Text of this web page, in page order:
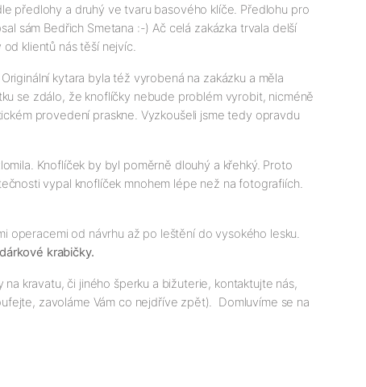
předlohy a druhý ve tvaru basového klíče. Předlohu pro
sám Bedřich Smetana :-) Ač celá zakázka trvala delší
klientů nás těší nejvíc.
kytara byla též vyrobená na zakázku a měla
se zdálo, že knoflíčky nebude problém vyrobit, nicméně
provedení praskne. Vyzkoušeli jsme tedy opravdu
Knoflíček by byl poměrně dlouhý a křehký. Proto
vypal knoflíček mnohem lépe než na fotografiích.
operacemi od návrhu až po leštění do vysokého lesku.
dárkové krabičky.
kravatu, či jiného šperku a bižuterie, kontaktujte nás,
zavoláme Vám co nejdříve zpět). Domluvíme se na